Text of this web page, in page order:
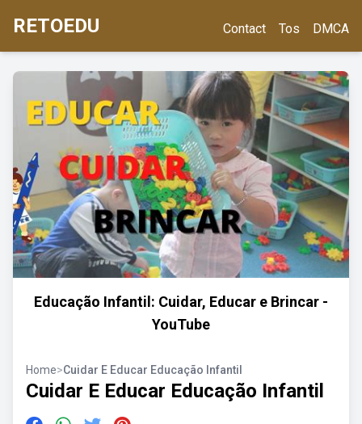
RETOEDU Contact Tos DMCA
Educação Infantil: Cuidar, Educar e Brincar -
YouTube
Home>Cuidar E Educar Educação Infantil
Cuidar E Educar Educação Infantil